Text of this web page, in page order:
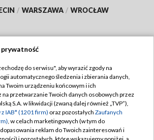
/ WARSZAWA / WROCŁAW
TVP
TVP
Regulamin TVP
Polityka prywatności
Moje zgody
prywatność
do serwisu", aby wyrazić zgody na
automatycznego śledzenia i zbierania danych,
Twoim urządzeniu końcowym i ich
przetwarzanie Twoich danych osobowych przez
S.A. w likwidacji (zwaną dalej również „TVP”),
IAB* (1201 firm) oraz pozostałych Zaufanych
, w celach marketingowych (w tym do
reklam do Twoich zainteresowań i